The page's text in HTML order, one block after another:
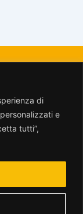
di
e
tutti”,
o.n.l.u.s.
Creative Commons
stesso modo 2.5